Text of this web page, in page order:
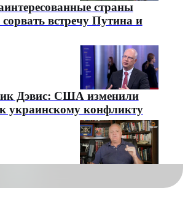
страны
встречу Путина и
Дэвис: США изменили
украинскому конфликту